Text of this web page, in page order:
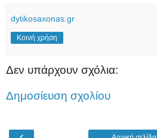
dytikosaxonas.gr
Κοινή χρήση
Δεν υπάρχουν σχόλια:
Δημοσίευση σχολίου